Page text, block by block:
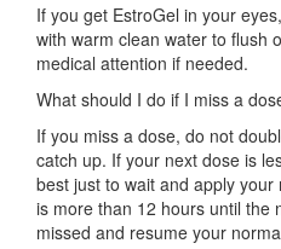
If you get EstroGel in your
with warm clean water to flush
medical attention if needed.
What should I do if I miss a
If you miss a dose, do not
catch up. If your next dose is
best just to wait and apply
is more than 12 hours until the
missed and resume your